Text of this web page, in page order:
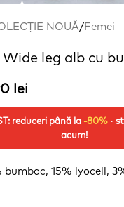
NOUĂ/Femei
leg alb cu
lei
reduceri până la -80%·
acum!
bumbac, 15% lyocell,